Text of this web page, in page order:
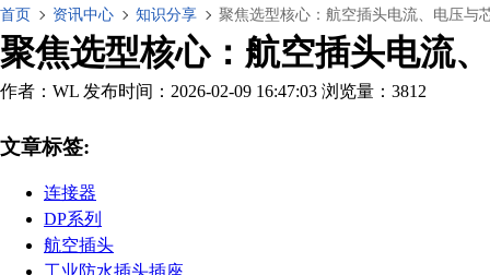
首页 资讯中心 知识分享 聚焦选型核心：航空插头电流、电压与
聚焦选型核心：航空插头电流
作者：WL 发布时间：2026-02-09 16:47:03 浏览量：3812
文章标签:
连接器
DP系列
航空插头
工业防水插头插座